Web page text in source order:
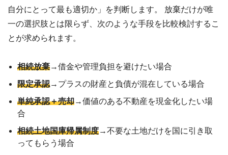
自分にとって最も適切か」を判断します。 放棄だけが唯
一の選択肢とは限らず、次のような手段を比較検討するこ
とが求められます。
相続放棄→借金や管理負担を避けたい場合
限定承認→プラスの財産と負債が混在している場合
単純承認＋売却→価値のある不動産を現金化したい場
合
相続土地国庫帰属制度→不要な土地だけを国に引き取
ってもらう場合